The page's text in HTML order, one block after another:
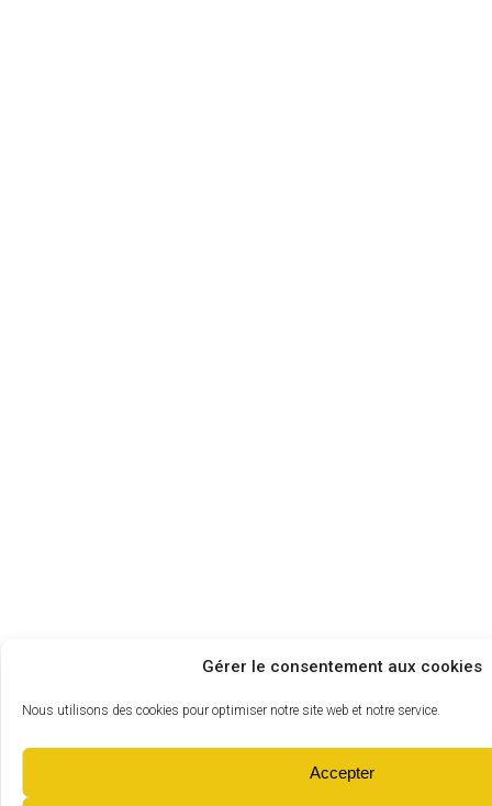
Gérer le consentement aux cookies
Nous utilisons des cookies pour optimiser notre site web et notre service.
Accepter